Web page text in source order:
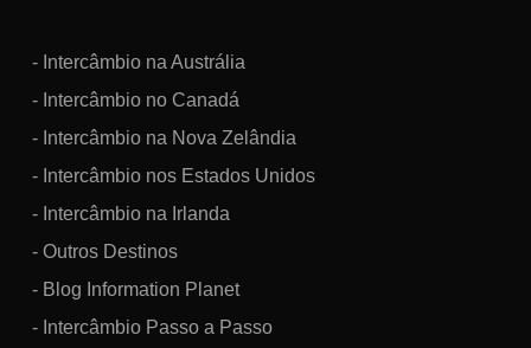
- Intercâmbio na Austrália
- Intercâmbio no Canadá
- Intercâmbio na Nova Zelândia
- Intercâmbio nos Estados Unidos
- Intercâmbio na Irlanda
- Outros Destinos
- Blog Information Planet
- Intercâmbio Passo a Passo